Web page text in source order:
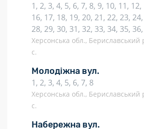
1, 2, 3, 4, 5, 6, 7, 8, 9, 10, 11,
16, 17, 18, 19, 20, 21, 22, 23,
28, 29, 30, 31, 32, 33, 34, 35,
Херсонська обл.,
с.
Молодіжна вул.
1, 2, 3, 4, 5, 6, 7, 8
Херсонська обл.,
с.
Набережна вул.